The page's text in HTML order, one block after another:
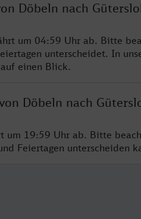
Döbeln nach
um 04:59 Uhr ab. Bitte
unterscheidet. In
einen Blick.
Döbeln nach
um 19:59 Uhr ab. Bitte
Feiertagen unterscheiden